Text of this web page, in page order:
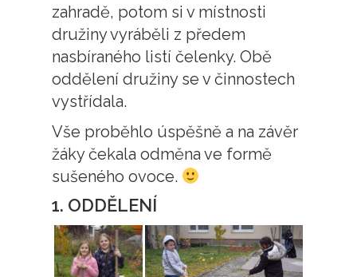
zahradě, potom si v místnosti
družiny vyráběli z předem
nasbíraného listí čelenky. Obě
oddělení družiny se v činnostech
vystřídala.
Vše proběhlo úspěšně a na závěr
žáky čekala odměna ve formě
sušeného ovoce.
1. ODDĚLENÍ